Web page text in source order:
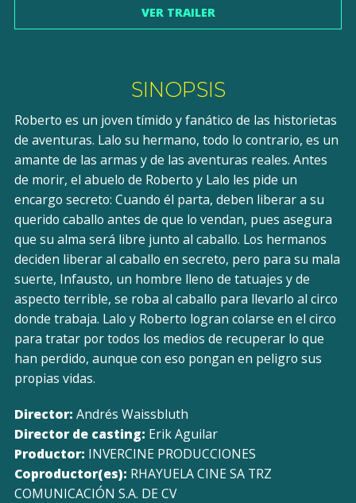
VER TRAILER
SINOPSIS
Roberto es un joven tímido y fanático de las historietas
de aventuras. Lalo su hermano, todo lo contrario, es un
amante de las armas y de las aventuras reales. Antes
de morir, el abuelo de Roberto y Lalo les pide un
encargo secreto: Cuando él parta, deben liberar a su
querido caballo antes de que lo vendan, pues asegura
que su alma será libre junto al caballo. Los hermanos
deciden liberar al caballo en secreto, pero para su mala
suerte, Infausto, un hombre lleno de tatuajes y de
aspecto terrible, se roba al caballo para llevarlo al circo
donde trabaja. Lalo y Roberto logran colarse en el circo
para tratar por todos los medios de recuperar lo que
han perdido, aunque con eso pongan en peligro sus
propias vidas.
Director: Andrés Waissbluth
Director de casting: Erik Aguilar
Productor: INVERCINE PRODUCCIONES
Coproductor(es): RHAYUELA CINE SA TRZ
COMUNICACIÓN S.A. DE CV